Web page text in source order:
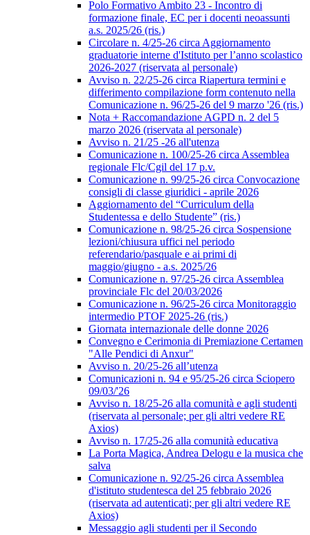
Polo Formativo Ambito 23 - Incontro di
formazione finale, EC per i docenti neoassunti
a.s. 2025/26 (ris.)
Circolare n. 4/25-26 circa Aggiornamento
graduatorie interne d'Istituto per l’anno scolastico
2026-2027 (riservata al personale)
Avviso n. 22/25-26 circa Riapertura termini e
differimento compilazione form contenuto nella
Comunicazione n. 96/25-26 del 9 marzo '26 (ris.)
Nota + Raccomandazione AGPD n. 2 del 5
marzo 2026 (riservata al personale)
Avviso n. 21/25 -26 all'utenza
Comunicazione n. 100/25-26 circa Assemblea
regionale Flc/Cgil del 17 p.v.
Comunicazione n. 99/25-26 circa Convocazione
consigli di classe giuridici - aprile 2026
Aggiornamento del “Curriculum della
Studentessa e dello Studente” (ris.)
Comunicazione n. 98/25-26 circa Sospensione
lezioni/chiusura uffici nel periodo
referendario/pasquale e ai primi di
maggio/giugno - a.s. 2025/26
Comunicazione n. 97/25-26 circa Assemblea
provinciale Flc del 20/03/2026
Comunicazione n. 96/25-26 circa Monitoraggio
intermedio PTOF 2025-26 (ris.)
Giornata internazionale delle donne 2026
Convegno e Cerimonia di Premiazione Certamen
"Alle Pendici di Anxur"
Avviso n. 20/25-26 all’utenza
Comunicazioni n. 94 e 95/25-26 circa Sciopero
09/03/'26
Avviso n. 18/25-26 alla comunità e agli studenti
(riservata al personale; per gli altri vedere RE
Axios)
Avviso n. 17/25-26 alla comunità educativa
La Porta Magica, Andrea Delogu e la musica che
salva
Comunicazione n. 92/25-26 circa Assemblea
d'istituto studentesca del 25 febbraio 2026
(riservata ad autenticati; per gli altri vedere RE
Axios)
Messaggio agli studenti per il Secondo